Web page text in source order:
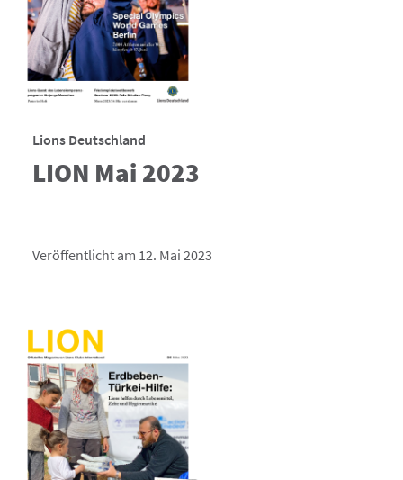
Lions Deutschland
LION Mai 2023
Veröffentlicht am 12. Mai 2023